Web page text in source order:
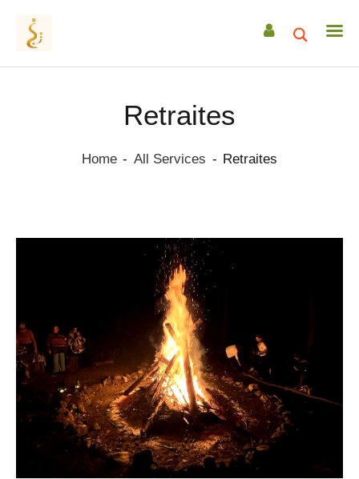
Retraites
Home All Services Retraites
A PROPOS
CEREMONIES
TRANSMISSIONS
DATES & EVENEMENTS
ACTUS / ARTICLES